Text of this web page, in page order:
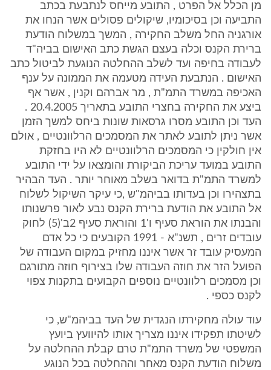
מן הכלל אל הפרט , התובע מייחס לנתבעת בכתב
התביעה וכן בסיכומיו, שיקולים פסולים אשר הנחו את
אורגניה החל משלב החקירה , המשך במשלוח הודעת
ברירת הקנס וכלה בעצם הגשת כתב האישום בביה"ד
לעבודה בחיפה ועד לשלב ההחלטה הנוגעת לביטול כתב
האישום . הנתבעת העידה מטעמה את הממונה על ענף
האכיפה במשרד התמ"ת , מר אברהם וקנין , אשר אף
ביצע את החקירה בחצרי התובע בתאריך 20.4.2005 .
העד וכן התובע מסרו גרסאות שונות ביחס למשך הזמן
אשר ניתן לתובע לאתר את המסמכים הרלוונטיים , אולם
אין חולקין כי המסמכים הרלוונטיים לא היו בחזקת
התובע במועד עריכת הביקורת והומצאו על ידי התובע
למשרד התמ"ת בדואר בשלב מאוחר יותר . העד הבהיר
בתצהירו וכן בעדותו בביהמ"ש ,כי עיקר השיקול לשלוח
אל התובע את הודעת ברירת הקנס נבע לאור פרשנותו
והבנתו את הוראת סעיף ו'1 והוראת סעיף 2ב'(5) לחוק
עובדים זרים , תשנ"א - 1991 הקובעים כי כל אדם
המעסיק עובד זר אשר איננו מחזיק במקום העבודה של
הפועל הזר את חוזה העבודה שלו בצירוף חוזה מתורגם
וכן מסמכים רלוונטיים נוספים הקבועים בתקנות צפוי
לקנס כספי .
עוד עולה מחקירתו הנגדית של העד בביהמ"ש, כי
לשיטתו תפקידו איננו מצריך אותו להיוועץ ביועץ
המשפטי של משרד התמ"ת טרם קבלת ההחלטה על
משלוח הודעת הקנס מאחר וההחלטה בכל הנוגע